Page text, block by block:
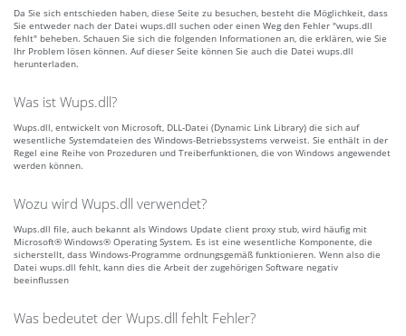
Da Sie sich entschieden haben, diese Seite zu besuchen, besteht die Möglichkeit, dass
Sie entweder nach der Datei wups.dll suchen oder einen Weg den Fehler "wups.dll
fehlt" beheben. Schauen Sie sich die folgenden Informationen an, die erklären, wie Sie
Ihr Problem lösen können. Auf dieser Seite können Sie auch die Datei wups.dll
herunterladen.
Was ist Wups.dll?
Wups.dll, entwickelt von Microsoft, DLL-Datei (Dynamic Link Library) die sich auf
wesentliche Systemdateien des Windows-Betriebssystems verweist. Sie enthält in der
Regel eine Reihe von Prozeduren und Treiberfunktionen, die von Windows angewendet
werden können.
Wozu wird Wups.dll verwendet?
Wups.dll file, auch bekannt als Windows Update client proxy stub, wird häufig mit
Microsoft® Windows® Operating System. Es ist eine wesentliche Komponente, die
sicherstellt, dass Windows-Programme ordnungsgemäß funktionieren. Wenn also die
Datei wups.dll fehlt, kann dies die Arbeit der zugehörigen Software negativ
beeinflussen
Was bedeutet der Wups.dll fehlt Fehler?